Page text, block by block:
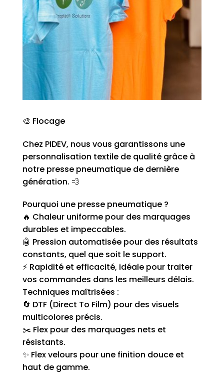
🎨 Flocage
Chez PIDEV, nous vous garantissons une
personnalisation textile de qualité grâce à
notre presse pneumatique de dernière
génération. 💨
Pourquoi une presse pneumatique ?
🔥 Chaleur uniforme pour des marquages
durables et impeccables.
🤖 Pression automatisée pour des résultats
constants, quel que soit le support.
⚡ Rapidité et efficacité, idéale pour traiter
vos commandes dans les meilleurs délais.
Techniques maîtrisées :
🔄 DTF (Direct To Film) pour des visuels
multicolores précis.
✂️ Flex pour des marquages nets et
résistants.
✨ Flex velours pour une finition douce et
haut de gamme.